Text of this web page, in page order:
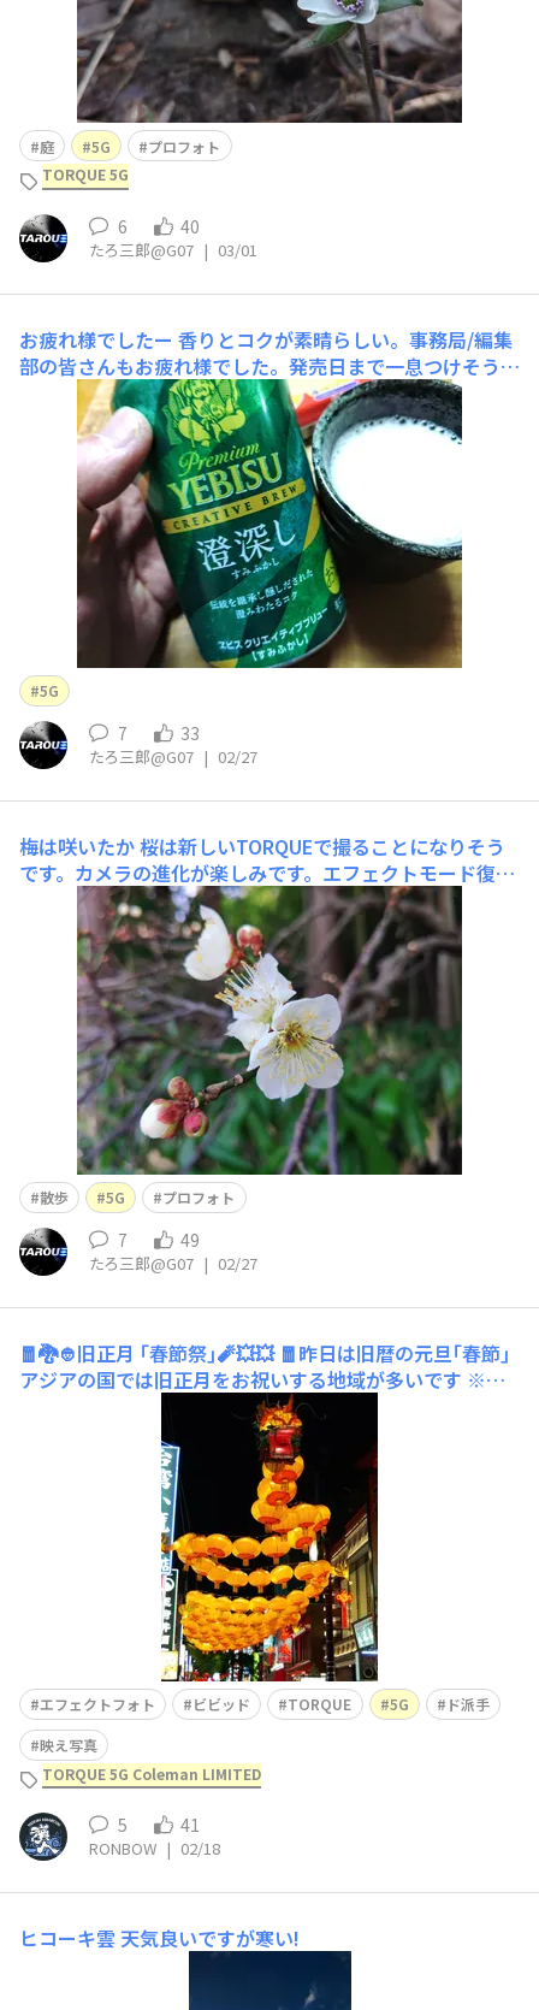
庭 5G
プロフォト
TORQUE 5G
6 40
たろ三郎@G07 | 03/01
お疲れ様でしたー 香りとコクが素晴らしい。事務局/編集
部の皆さんもお疲れ様でした。発売日まで一息つけそうで
すね🍻🎉
5G
7 33
たろ三郎@G07 | 02/27
梅は咲いたか桜は新しいTORQUEで撮ることになりそう
です。カメラの進化が楽しみです。エフェクトモード復活
しとらんかな。
散歩 5G プロフォト
7 49
たろ三郎@G07 | 02/27
🧧🐉👲旧正月 ｢春節祭｣🧨💥💥 🧧昨日は旧暦の元旦｢春節｣
アジアの国では旧正月をお祝いする地域が多いです ※今
回の写真はTORQUE 5Gでの蔵出し画像｢エフェクトフォ
ト｣のビビッドモードで撮影 横浜中華街では1/20～3/3ま
で｢横浜春節祭｣というイベントが行われています 🐉中華
街他市内の繁華街に☝️のような
エフェクトフォト ビビッド TORQUE 5G
ド派手
映え写真
TORQUE 5G Coleman LIMITED
5 41
RONBOW | 02/18
ヒコーキ雲天気良いですが寒い!